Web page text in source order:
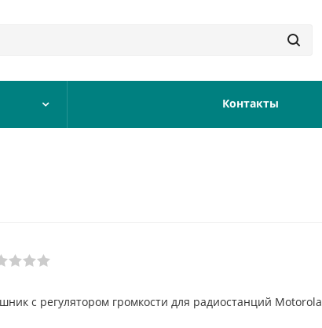
Контакты
с регулятором громкости для радиостанций Motorola